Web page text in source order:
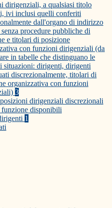
dirigenziali, a qualsiasi titolo
ivi inclusi quelli conferiti
dall'organo di indirizzo
procedure pubbliche di
e titolari di posizione
con funzioni dirigenziali (da
in tabelle che distinguano le
situazioni: dirigenti, dirigenti
discrezionalmente, titolari di
organizzativa con funzioni
3
dirigenziali discrezionali
funzione disponibili
1